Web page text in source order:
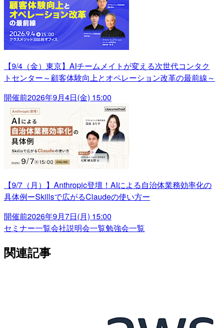
【9/4（金）東京】AIチームメイトが変える次世代コンタク
トセンター～顧客体験向上とオペレーション改革の最前線～
開催前2026年9月4日(金) 15:00
【9/7（月）】Anthropic登壇！AIによる自治体業務効率化の
具体例ーSkillsで広がるClaudeの使い方ー
開催前2026年9月7日(月) 15:00
セミナー一覧会社説明会一覧勉強会一覧
関連記事